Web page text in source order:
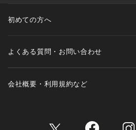
初めての方へ
よくある質問・お問い合わせ
会社概要・利用規約など